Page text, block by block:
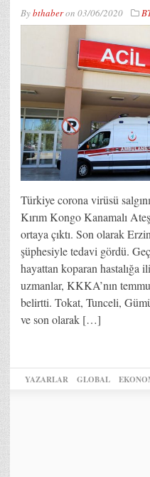
Bybthaberon 03/06/2020
Türkiye corona virüsü
Kırım Kongo Kanamalı
ortaya çıktı. Son olarak
şüphesiyle tedavi gördü.
hayattan koparan hastalığa
uzmanlar, KKKA’nın
belirtti. Tokat, Tunceli,
ve son olarak […]
YAZARLAR GLOBAL